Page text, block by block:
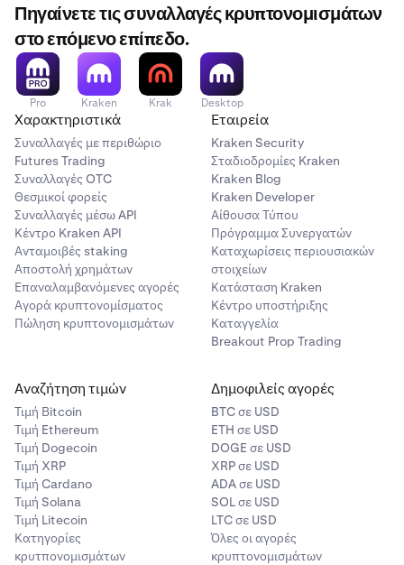
Πηγαίνετε τις συναλλαγές κρυπτονομισμάτων
στο επόμενο επίπεδο.
Pro Kraken Krak Desktop
Χαρακτηριστικά
Συναλλαγές με περιθώριο
Futures Trading
Συναλλαγές OTC
Θεσμικοί φορείς
Συναλλαγές μέσω API
Κέντρο Kraken API
Ανταμοιβές staking
Αποστολή χρημάτων
Επαναλαμβανόμενες αγορές
Αγορά κρυπτονομίσματος
Πώληση κρυπτονομισμάτων
Εταιρεία
Kraken Security
Σταδιοδρομίες Kraken
Kraken Blog
Kraken Developer
Αίθουσα Τύπου
Πρόγραμμα Συνεργατών
Καταχωρίσεις περιουσιακών
στοιχείων
Κατάσταση Kraken
Κέντρο υποστήριξης
Καταγγελία
Breakout Prop Trading
Αναζήτηση τιμών
Τιμή Βitcoin
Τιμή Ethereum
Τιμή Dogecoin
Τιμή XRP
Τιμή Cardano
Τιμή Solana
Τιμή Litecoin
Κατηγορίες
κρυτπονομισμάτων
Δημοφιλείς αγορές
BTC σε USD
ETH σε USD
DOGE σε USD
XRP σε USD
ADA σε USD
SOL σε USD
LTC σε USD
Όλες οι αγορές
κρυπτονομισμάτων